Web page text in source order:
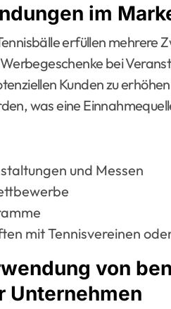
im
erfüllen mehrere
bei
Kunden zu
was eine
und Messen
mit Tennisvereinen
von
Unternehmen